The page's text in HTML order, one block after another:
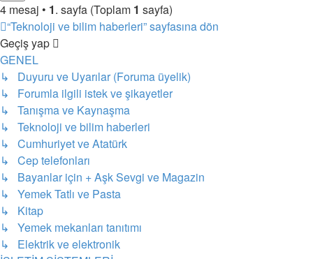
4 mesaj • 1. sayfa (Toplam 1 sayfa)
“Teknoloji ve bilim haberleri” sayfasına dön
Geçiş yap
GENEL
↳ Duyuru ve Uyarılar (Foruma üyelik)
↳ Forumla ilgili istek ve şikayetler
↳ Tanışma ve Kaynaşma
↳ Teknoloji ve bilim haberleri
↳ Cumhuriyet ve Atatürk
↳ Cep telefonları
↳ Bayanlar için + Aşk Sevgi ve Magazin
↳ Yemek Tatlı ve Pasta
↳ Kitap
↳ Yemek mekanları tanıtımı
↳ Elektrik ve elektronik